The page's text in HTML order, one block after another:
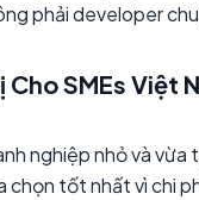
phải developer
Cho SMEs Việt
nghiệp nhỏ và vừa
chọn tốt nhất vì chi